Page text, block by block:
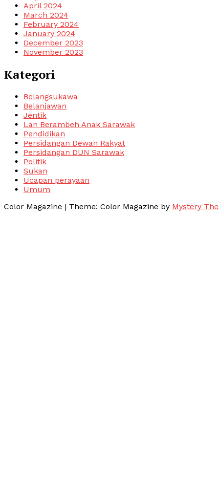
April 2024
March 2024
February 2024
January 2024
December 2023
November 2023
Kategori
Belangsukawa
Belanjawan
Jentik
Lan Berambeh Anak Sarawak
Pendidikan
Persidangan Dewan Rakyat
Persidangan DUN Sarawak
Politik
Sukan
Ucapan perayaan
Umum
Color Magazine | Theme: Color Magazine by Mystery